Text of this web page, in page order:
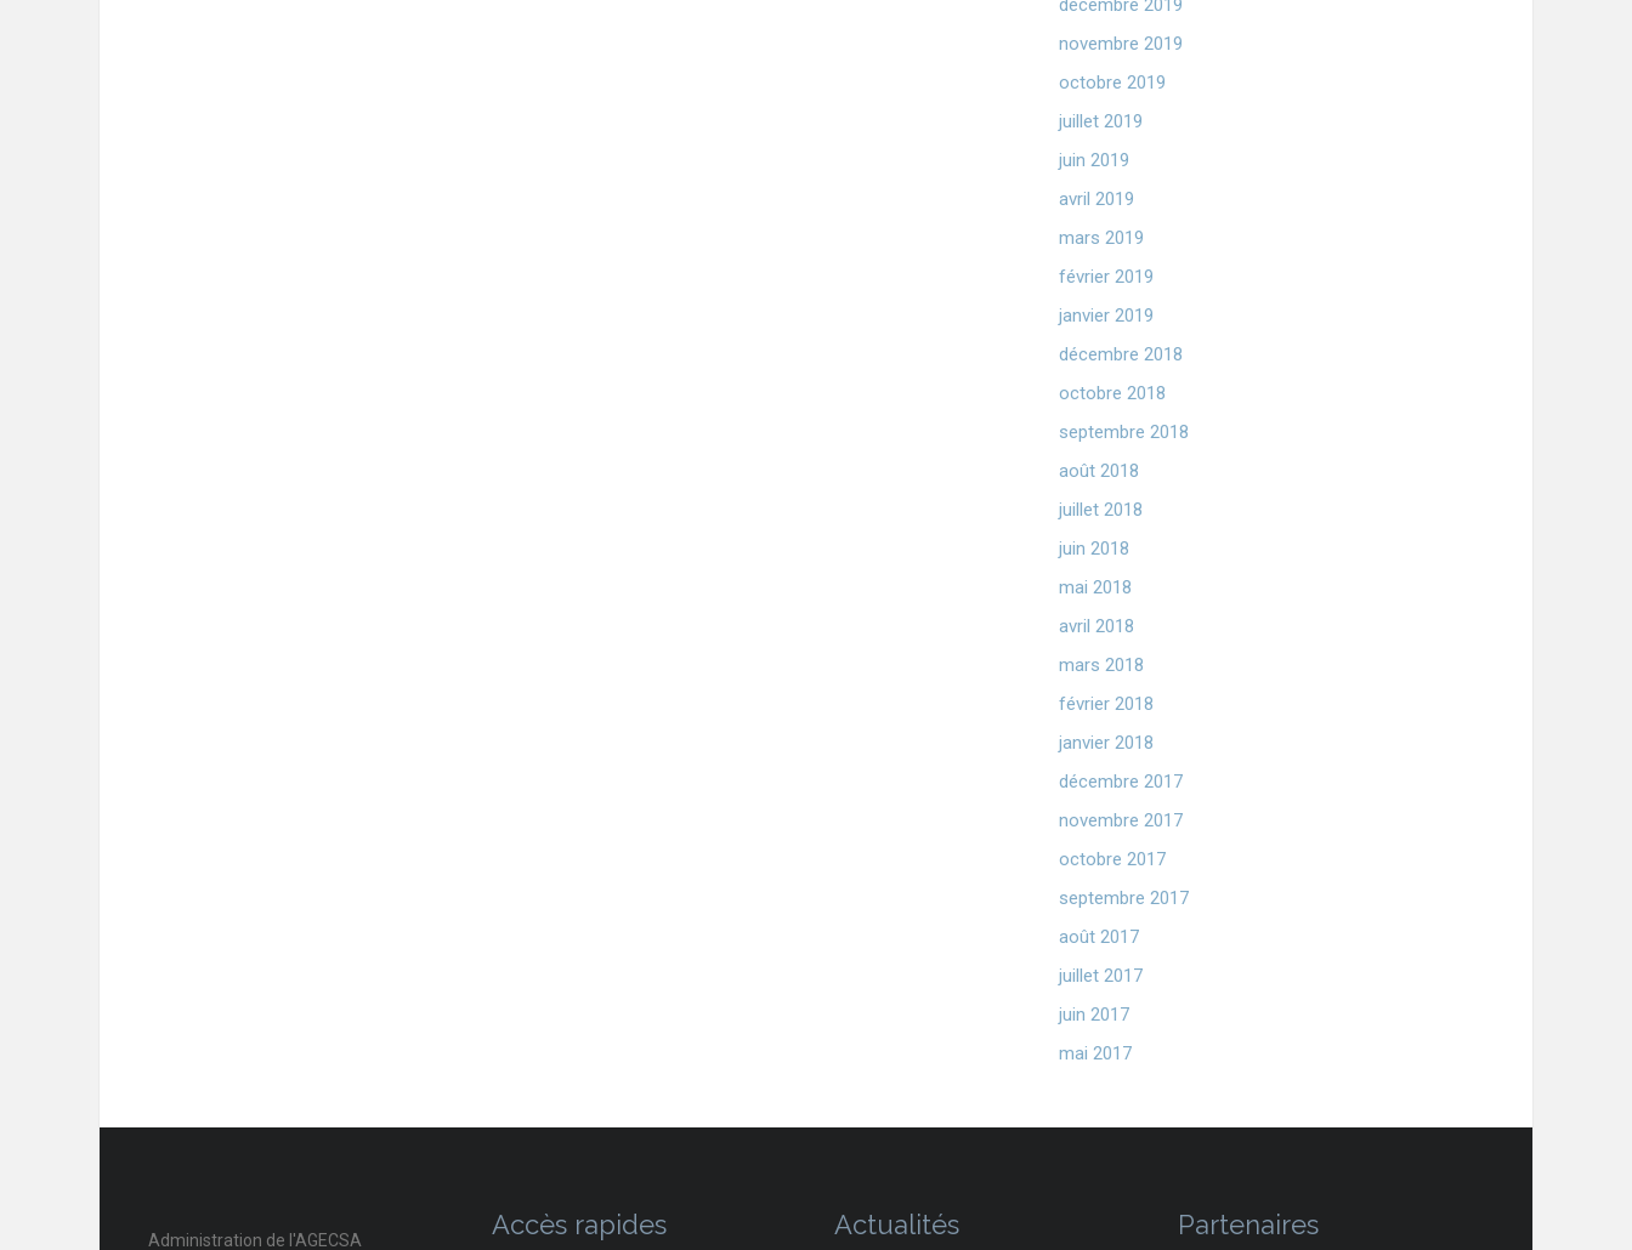
décembre 2019
novembre 2019
octobre 2019
juillet 2019
juin 2019
avril 2019
mars 2019
février 2019
janvier 2019
décembre 2018
octobre 2018
septembre 2018
août 2018
juillet 2018
juin 2018
mai 2018
avril 2018
mars 2018
février 2018
janvier 2018
décembre 2017
novembre 2017
octobre 2017
septembre 2017
août 2017
juillet 2017
juin 2017
mai 2017
Administration de l'AGECSA Accès rapides Actualités Partenaires